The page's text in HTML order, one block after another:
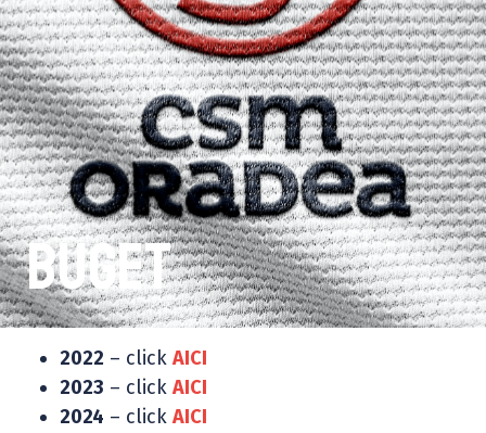
Buget
2022 – click AICI
2023 – click AICI
2024 – click AICI